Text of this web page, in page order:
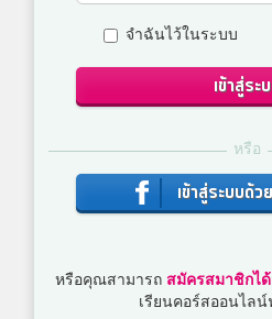
จำฉันไว้ในระบบ
เข้าสู่ระ
หรือ
เข้าสู่ระบบด้
หรือคุณสามารถ สมัครสมาชิกไ
เรียนคอร์สออนไลน์